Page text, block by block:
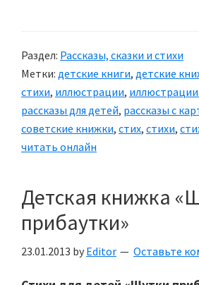
Кошка
и
Курочка»
Раздел: Рассказы, сказки и стихи
Метки: детские книги, детские
стихи, иллюстрации, иллюстрации
рассказы для детей, рассказы с
советские книжки, стих, стихи,
читать онлайн
Детская книжка
прибаутки»
23.01.2013 by Editor Оставьте